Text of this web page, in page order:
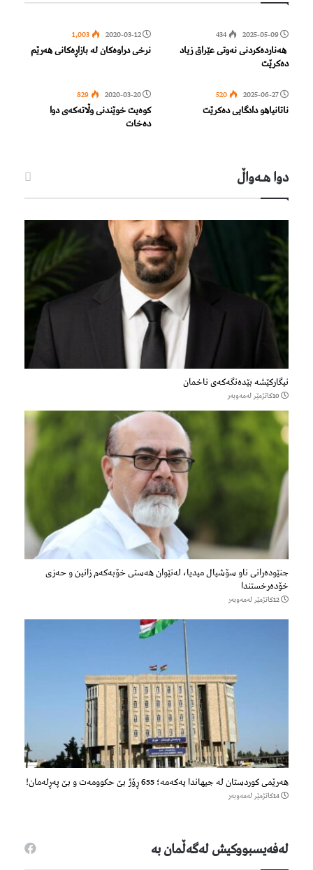
2025-05-09
434
هەناردەكردنی نەوتی عێراق زیاد
دەكرێت
2020-03-12
1,003
نرخی دراوەکان لە بازاڕەکانی هەرێم
2025-06-27
520
ناتانیاهو دادگایی دەکرێت
2020-03-20
829
كوەیت خوێندنی وڵاتەكەی دوا
دەخات
دوا هـه‌واڵ
نیگارکێشە بێدەنگەکەی ناخمان
10كاتژمێر لەمەوبەر
جنێودەرانی ناو سۆشیال میدیا، لەنێوان هەستی خۆبەکەم زانین و حەزی
خۆدەرخستندا
12كاتژمێر لەمەوبەر
هەرێمی کوردستان لە جیهاندا یەکەمە؛ 655 ڕۆژ بێ حکوومەت و بێ پەڕلەمان!
14كاتژمێر لەمەوبەر
لەفەیسبووكیش لەگەڵمان بە